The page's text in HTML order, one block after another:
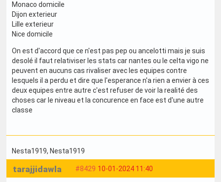
Monaco domicile
Dijon exterieur
Lille exterieur
Nice domicile
On est d'accord que ce n'est pas pep ou ancelotti mais je suis
desolé il faut relativiser les stats car nantes ou le celta vigo ne
peuvent en aucuns cas rivaliser avec les equipes contre
lesquels il a perdu et dire que l'esperance n'a rien a envier à ces
deux equipes entre autre c'est refuser de voir la realité des
choses car le niveau et la concurence en face est d'une autre
classe
Nesta1919, Nesta1919
#8429 10-01-2024 11:40
tarajjidawla